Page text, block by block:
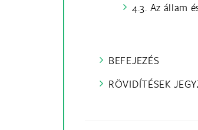
4.3. Az állam
BEFEJEZÉS
RÖVIDÍTÉSEK